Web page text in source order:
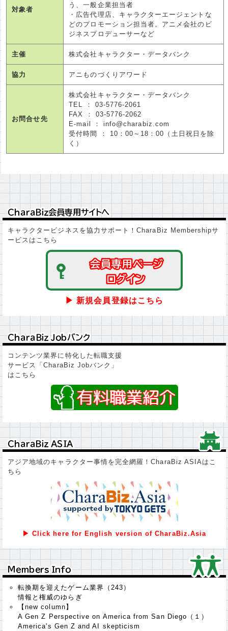
対象者
う、一般企業担当者
・広告代理店、キャラクターエージェントな
どのプロモーション担当者。アニメ会社のビ
ジネスプロデューサーなど
主催 株式会社キャラクター・データバンク
協力 アニものづくりアワード
お問合せ先
株式会社キャラクター・データバンク
TEL ： 03-5776-2061
FAX ： 03-5776-2062
E-mail ： info@charabiz.com
受付時間 ： 10：00～18：00（土日祝日を除
く）
ＣｈａｒａＢｉｚ会員専用サイトへ
ＣｈａｒａＢｉｚ会員専用サイトへ
キャラクタービジネスを協力サポート！CharaBiz Membershipサ
ービスはこちら
会員専用ページ
会員専用ページ
ログイン
ログイン
▶ 新規会員登録はこちら
ＣｈａｒａＢｉｚ Ｊｏｂバンク
ＣｈａｒａＢｉｚ Ｊｏｂバンク
コンテンツ業界に特化した転職支援
サービス「CharaBiz Jobバンク」
はこちら
ＣｈａｒａＢｉｚ ＡＳＩＡ
ＣｈａｒａＢｉｚ ＡＳＩＡ
アジア地域のキャラクター事情を完全網羅！CharaBiz ASIAはこ
ちら
▶ Click here for English version of CharaBiz.Asia
Ｍｅｍｂｅｒｓ Ｉｎｆｏ
Ｍｅｍｂｅｒｓ Ｉｎｆｏ
転換期を迎えたゲーム業界（243）
情報と権威のゆらぎ
【new column】
A Gen Z Perspective on America from San Diego（１）
America's Gen Z and AI skepticism